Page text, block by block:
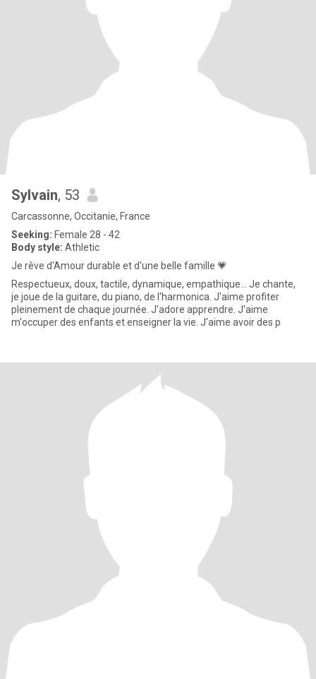
Sylvain, 53
Carcassonne, Occitanie, France
Seeking: Female 28 - 42
Body style: Athletic
Je rêve d'Amour durable et d'une belle famille 💗
Respectueux, doux, tactile, dynamique, empathique... Je chante,
je joue de la guitare, du piano, de l'harmonica. J'aime profiter
pleinement de chaque journée. J'adore apprendre. J'aime
m'occuper des enfants et enseigner la vie. J'aime avoir des p